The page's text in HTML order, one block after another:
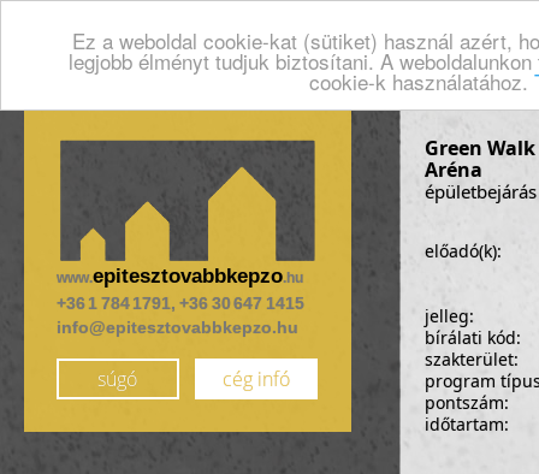
Ez a weboldal cookie-kat (sütiket) használ azért,
legjobb élményt tudjuk biztosítani. A
cookie-k használatához.
www.epitesztovabbkepzo.hu
+36 1 784 1791, +36 30 647 1415
info@epitesztovabbkepzo.hu
súgó cég infó
Green
Aréna
épületbejárás
előadó(k):
jelleg:
bírálati kód:
szakterület:
program
pontszám:
időtartam: